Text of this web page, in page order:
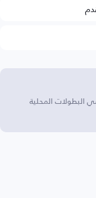
البطولات المحلية